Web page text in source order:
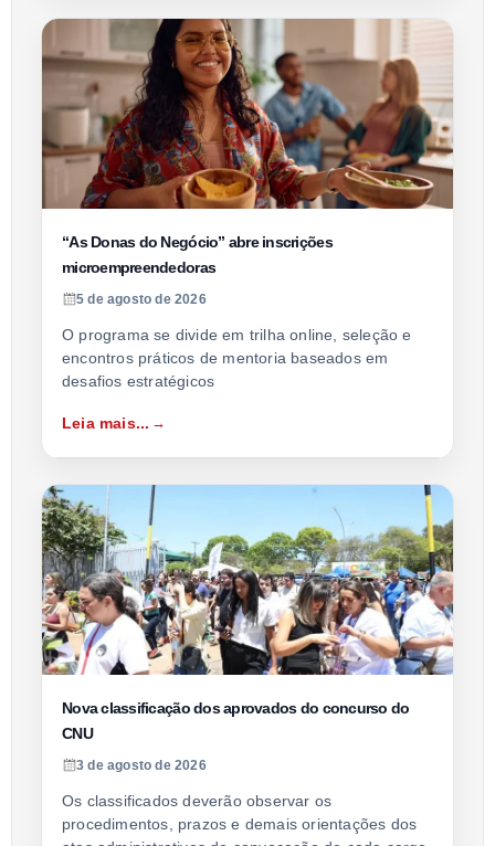
“As Donas do Negócio” abre inscrições
microempreendedoras
5 de agosto de 2026
O programa se divide em trilha online, seleção e
encontros práticos de mentoria baseados em
desafios estratégicos
Leia mais...
Nova classificação dos aprovados do concurso do
CNU
3 de agosto de 2026
Os classificados deverão observar os
procedimentos, prazos e demais orientações dos